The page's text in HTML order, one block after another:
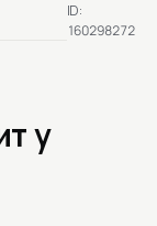
у
ID:
160298272